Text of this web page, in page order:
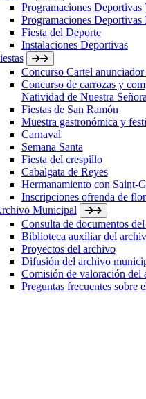
Programaciones Deportivas
Programaciones Deportivas
Fiesta del Deporte
Instalaciones Deportivas
Concurso Cartel
Concurso de carrozas y
Natividad de Nuestra
Fiestas de San Ramón
Muestra gastronómica y
Carnaval
Semana Santa
Fiesta del crespillo
Cabalgata de Reyes
Hermanamiento con Saint-
Inscripciones ofrenda de
Municipal
Consulta de documentos
Biblioteca auxiliar del
Proyectos del archivo
Difusión del archivo
Comisión de valoración del
Preguntas frecuentes sobre